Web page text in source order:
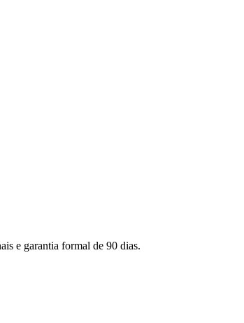
e garantia formal de 90 dias.